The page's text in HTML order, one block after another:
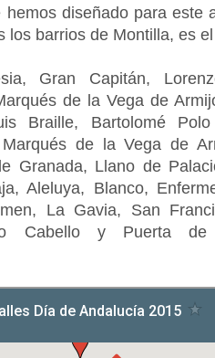
hemos diseñado para este
los barrios de Montilla, es
Gran Capitán,
de la Vega de
Braille, Bartolomé
de la Vega de
Granada, Llano de
Aleluya, Blanco,
La Gavia, San
Cabello y Puerta